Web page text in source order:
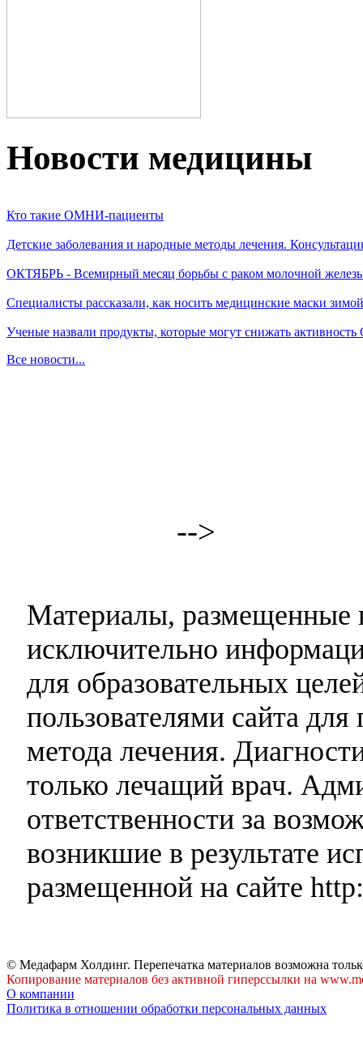
Новости медицины
Кто такие ОМНИ-пациенты
Детские заболевания и народные методы лечения.
ОКТЯБРЬ - Всемирный месяц борьбы с раком молочной
Специалисты рассказали, как носить медицинские маски зимой
Ученые назвали продукты, которые могут снижать
Все новости...
-->
Материалы, размещенные
исключительно
для образовательных
пользователями сайта
метода лечения.
только лечащий врач.
ответственности за
возникшие в результате
размещенной на сайте
© Медафарм Холдинг. Перепечатка материалов возможна
Копирование материалов без активной гиперссылки на
О компании
Политика в отношении обработки персональных данных